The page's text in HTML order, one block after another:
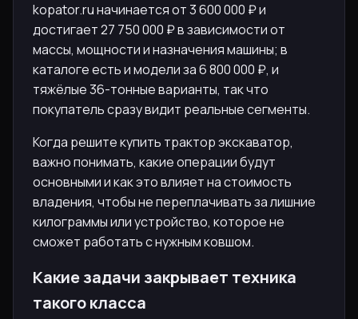
kopator.ru начинается от 3 600 000 ₽ и
достигает 27 750 000 ₽ в зависимости от
массы, мощности и назначения машины; в
каталоге есть и модели за 6 800 000 ₽, и
тяжёлые 36-тонные варианты, так что
покупатель сразу видит реальные сегменты.
Когда решите купить трактор экскаватор,
важно понимать, какие операции будут
основными и как это влияет на стоимость
владения, чтобы не переплачивать за лишние
килограммы или устройство, которое не
сможет работать с нужным ковшом.
Какие задачи закрывает техника
такого класса